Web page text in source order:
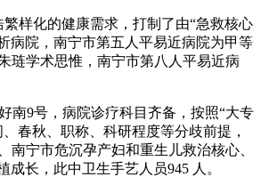
样化的健康需求，打制了由“急救核心
病院，南宁市第五人平易近病院为甲等
琏学术思惟，南宁市第八人平易近病
9号，病院诊疗科目齐备，按照“大专
春秋、职称、科研程度等分歧前提，
宁市危沉孕产妇和重生儿救治核心、
长，此中卫生手艺人员945 人。